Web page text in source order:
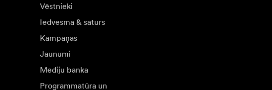
Vēstnieki
Iedvesma & saturs
Kampaņas
Jaunumi
Mediju banka
Programmatūra un